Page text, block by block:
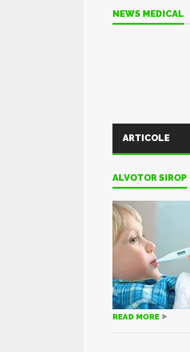
NEWS MEDICAL
ARTICOLE
ALVOTOR SIROP
READ MORE